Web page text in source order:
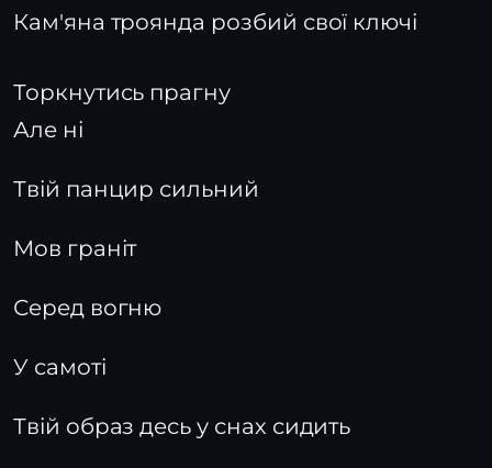
Кам'яна троянда розбий свої ключі
Торкнутись прагну
Але ні
Твій панцир сильний
Мов граніт
Серед вогню
У самоті
Твій образ десь у снах сидить